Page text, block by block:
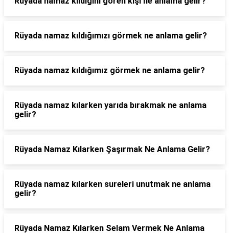
Rüyada namaz kıldığımızı görmek ne anlama gelir?
Rüyada namaz kıldığımız görmek ne anlama gelir?
Rüyada namaz kılarken yarıda bırakmak ne anlama
gelir?
Rüyada Namaz Kılarken Şaşırmak Ne Anlama Gelir?
Rüyada namaz kılarken sureleri unutmak ne anlama
gelir?
Rüyada Namaz Kılarken Selam Vermek Ne Anlama